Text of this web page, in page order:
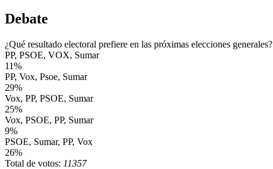
Debate
¿Qué resultado electoral prefiere en las próximas elecciones generales?
PP, PSOE, VOX, Sumar
11%
PP, Vox, Psoe, Sumar
29%
Vox, PP, PSOE, Sumar
25%
Vox, PSOE, PP, Sumar
9%
PSOE, Sumar, PP, Vox
26%
Total de votos: 11357